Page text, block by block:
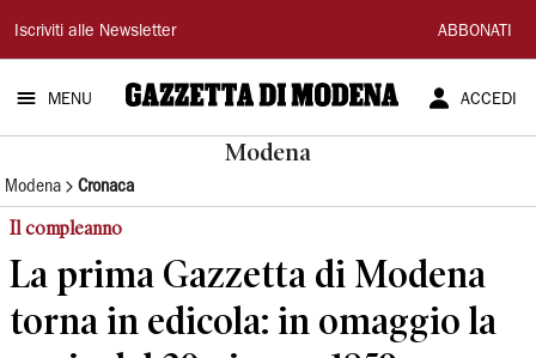
Gazzetta
di
Modena
Iscriviti alle Newsletter ABBONATI
MENU ACCEDI
Modena
Modena Cronaca
Il compleanno
La prima Gazzetta di Modena
torna in edicola: in omaggio la